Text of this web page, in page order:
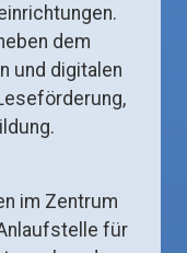
dem
und digitalen
im Zentrum
für